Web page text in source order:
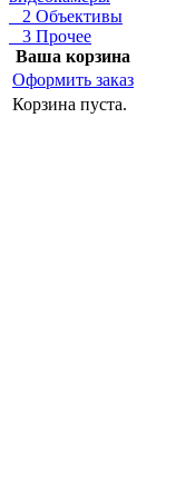
2 Объективы
3 Прочее
Ваша корзина
Оформить заказ
Корзина пуста.